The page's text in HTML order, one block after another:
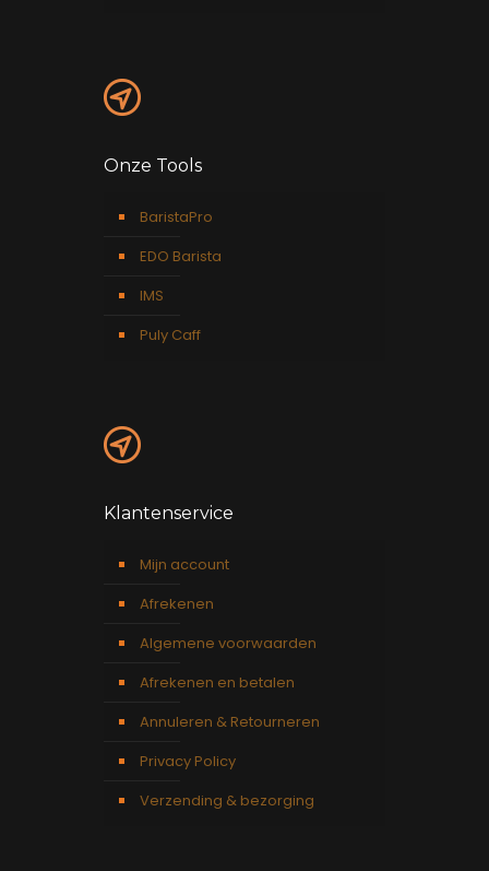
Onze Tools
BaristaPro
EDO Barista
IMS
Puly Caff
Klantenservice
Mijn account
Afrekenen
Algemene voorwaarden
Afrekenen en betalen
Annuleren & Retourneren
Privacy Policy
Verzending & bezorging